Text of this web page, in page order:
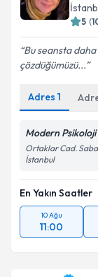
5 (
Bu seansta
çözdüğümüzü...
Adres 1
Modern
Ortaklar Cad.
İstanbul
En Yakın Saatler
10 Ağu
11:00